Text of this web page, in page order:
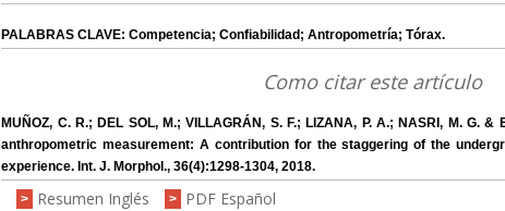
PALABRAS CLAVE: Competencia; Confiabilidad; Antropometría; Tórax.
Como citar este artículo
MUÑOZ, C. R.; DEL SOL, M.; VILLAGRÁN, S. F.; LIZANA, P. A.; NASRI, M. G.
anthropometric measurement: A contribution for the staggering of the
experience. Int. J. Morphol., 36(4):1298-1304, 2018.
> Resumen Inglés > PDF Español